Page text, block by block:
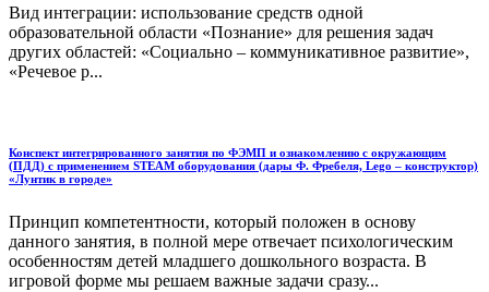
Вид интеграции: использование средств одной
образовательной области «Познание» для решения задач
других областей: «Социально – коммуникативное развитие»,
«Речевое р...
Конспект интегрированного занятия по ФЭМП и ознакомлению с окружающим
(ПДД) с применением STEAM оборудования (дары Ф. Фребеля, Lego – конструктор)
«Лунтик в городе»
Принцип компетентности, который положен в основу
данного занятия, в полной мере отвечает психологическим
особенностям детей младшего дошкольного возраста. В
игровой форме мы решаем важные задачи сразу...